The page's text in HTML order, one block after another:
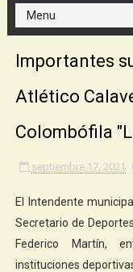
Importantes
Atlético
Colombófila
septiembre 17, 2021
El Intendente
Secretario de
Federico Martín,
instituciones